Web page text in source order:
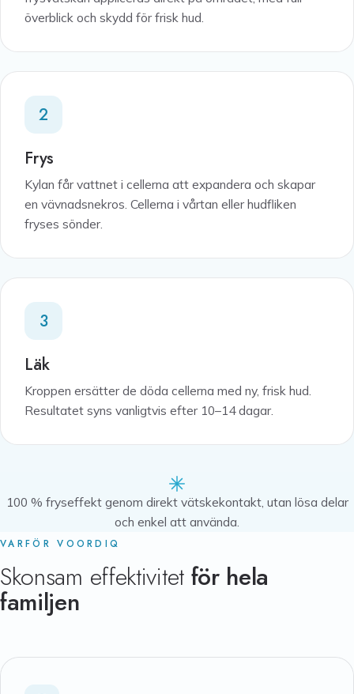
överblick och skydd för frisk hud.
2
Frys
Kylan får vattnet i cellerna att expandera och skapar
en vävnadsnekros. Cellerna i vårtan eller hudfliken
fryses sönder.
3
Läk
Kroppen ersätter de döda cellerna med ny, frisk hud.
Resultatet syns vanligtvis efter 10–14 dagar.
100 % fryseffekt genom direkt vätskekontakt, utan lösa delar
och enkel att använda.
VARFÖR VOORDIQ
Skonsam effektivitet för hela
familjen